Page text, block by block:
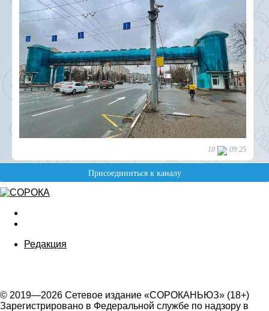
Редакция
© 2019—2026 Сетевое издание «СОРОКАНЬЮЗ» (18+)
Зарегистрировано в Федеральной службе по надзору в